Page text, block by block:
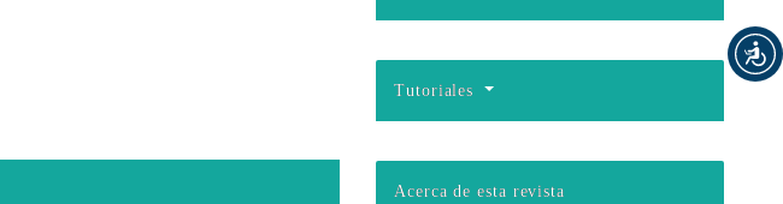
Tutoriales
Acerca de esta revista